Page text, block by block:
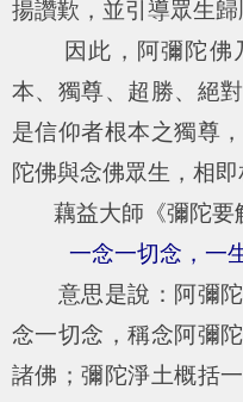
揚讚歎，並引導眾生歸
因此，阿彌陀佛乃
本、獨尊、超勝、絕
是信仰者根本之獨尊
陀佛與念佛眾生，相即
藕益大師《彌陀要
一念一切念，一
意思是說：阿彌陀
念一切念，稱念阿彌
諸佛；彌陀淨土概括